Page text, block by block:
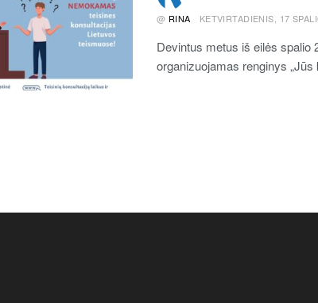
@ RINA KETVIRTADIENIS, 17
Devintus metus iš eilės spalio
organizuojamas renginys „Jūs